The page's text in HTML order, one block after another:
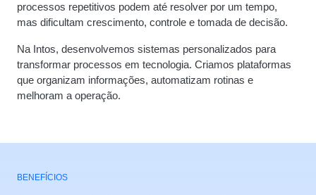
processos repetitivos podem até resolver por um tempo,
mas dificultam crescimento, controle e tomada de decisão.
Na Intos, desenvolvemos sistemas personalizados para
transformar processos em tecnologia. Criamos plataformas
que organizam informações, automatizam rotinas e
melhoram a operação.
BENEFÍCIOS